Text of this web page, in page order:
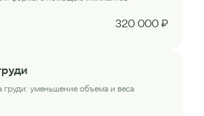
320 000 ₽
груди: уменьшение объема и веса